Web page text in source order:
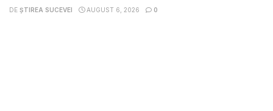
DE ȘTIREA SUCEVEI AUGUST 6, 2026 0